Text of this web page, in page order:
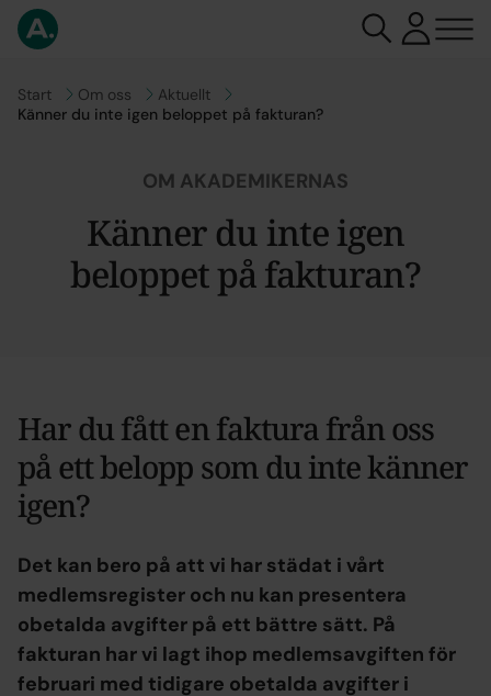
Gå till
Start Gå till
Om oss Gå till
Aktuellt
Känner du inte igen beloppet på fakturan?
OM AKADEMIKERNAS
Känner du inte igen
beloppet på fakturan?
Har du fått en faktura från oss
på ett belopp som du inte känner
igen?
Det kan bero på att vi har städat i vårt
medlemsregister och nu kan presentera
obetalda avgifter på ett bättre sätt. På
fakturan har vi lagt ihop medlemsavgiften för
februari med tidigare obetalda avgifter i